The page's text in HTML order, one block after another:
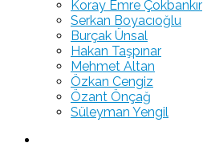
Koray Emre Çokbankır
Serkan Boyacıoğlu
Burçak Ünsal
Hakan Taşpınar
Mehmet Altan
Özkan Cengiz
Özant Önçağ
Süleyman Yengil